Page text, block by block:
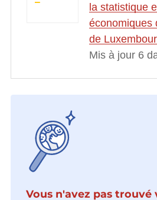
la statistique
économiques
de
Mis à jour 6
Vous n'avez pas